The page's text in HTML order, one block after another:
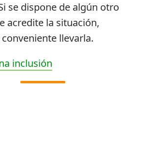
se dispone de algún otro
acredite la situación,
llevarla.
inclusión